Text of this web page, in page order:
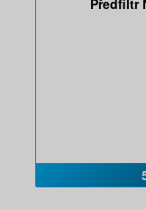
Předfiltr